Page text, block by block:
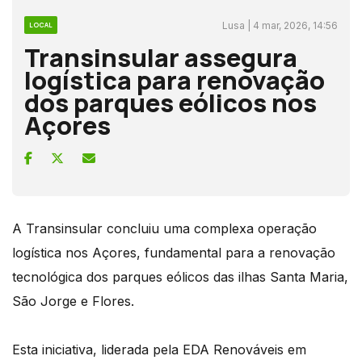
LOCAL Lusa | 4 mar, 2026, 14:56
Transinsular assegura
logística para renovação
dos parques eólicos nos
Açores
A Transinsular concluiu uma complexa operação
logística nos Açores, fundamental para a renovação
tecnológica dos parques eólicos das ilhas Santa Maria,
São Jorge e Flores.
Esta iniciativa, liderada pela EDA Renováveis em